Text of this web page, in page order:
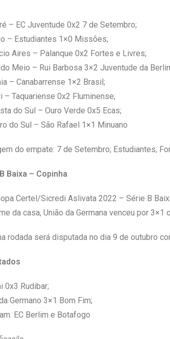
– EC Juventude 0x2 7 de Setembro;
– Estudiantes 1×0 Missões;
Aires – Palanque 0x2 Fortes e Livres;
Meio – Rui Barbosa 3×2 Juventude da
– Canabarrense 1×2 Brasil;
– Taquariense 0x2 Fluminense;
do Sul – Ouro Verde 0x5 Ecas;
do Sul – São Rafael 1×1 Minuano
do empate: 7 de Setembro; Estudiantes;
Baixa – Copinha
Certel/Sicredi Aslivata 2022 – Série B
da casa, União da Germana venceu por
rodada será disputada no dia 9 de outubro
0x3 Rudibar;
Germano 3×1 Bom Fim;
EC Berlim e Botafogo